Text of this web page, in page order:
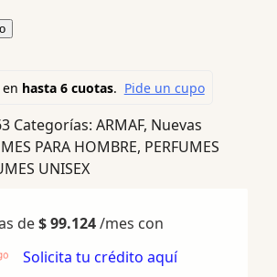
Categorías: ARMAF, Nuevas
PARA HOMBRE, PERFUMES
UNISEX
de$99.124/mes con
Solicita tu crédito aquí